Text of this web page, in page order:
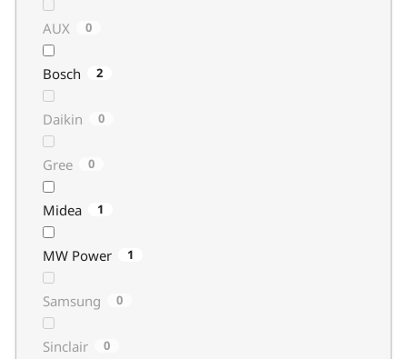
AUX 0
Bosch 2
Daikin 0
Gree 0
Midea 1
MW Power 1
Samsung 0
Sinclair 0